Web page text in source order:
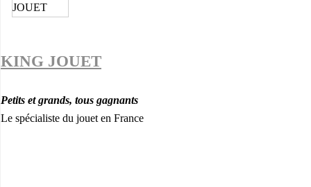
KING JOUET
Petits et grands, tous gagnants
Le spécialiste du jouet en France